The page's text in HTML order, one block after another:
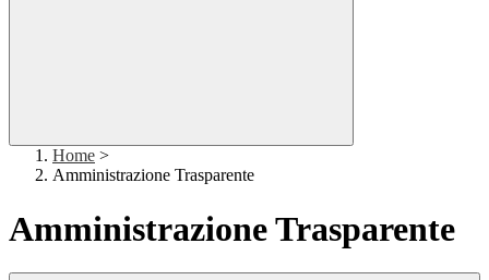
Home >
Amministrazione Trasparente
Amministrazione Trasparente